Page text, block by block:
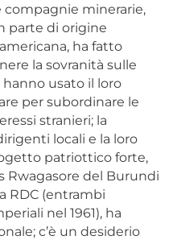
compagnie minerarie,
parte di origine
ha fatto
la sovranità sulle
usato il loro
per subordinare le
stranieri; la
locali e la loro
patriottico forte,
Rwagasore del Burundi
RDC (entrambi
nel 1961), ha
c’è un desiderio